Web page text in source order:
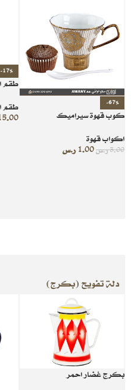
-67%
كوب قهوة سيراميك
اكواب قهوة
3.00ر.س1.00 ر.س
-17%
طقم
طقم
دلة تفويح (بكرج)
بكرج غضار احمر